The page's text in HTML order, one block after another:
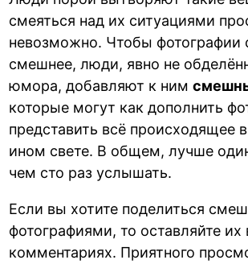
смеяться над их ситуациями
невозможно. Чтобы фотографии
смешнее, люди, явно не
юмора, добавляют к ним
которые могут как дополнить
представить всё происходящее
ином свете. В общем, лучше
чем сто раз услышать.
Если вы хотите поделиться
фотографиями, то оставляйте их
комментариях. Приятного